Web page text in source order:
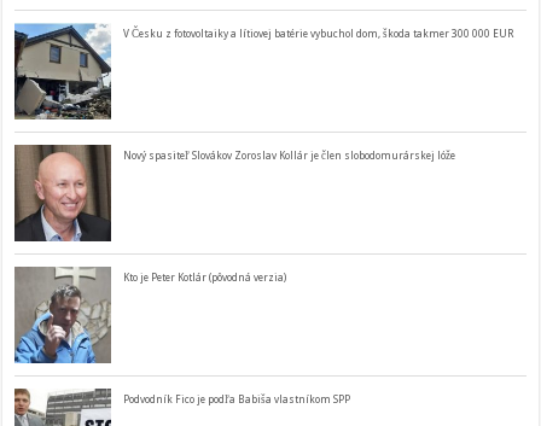
V Česku z fotovoltaiky a lítiovej batérie vybuchol dom, škoda takmer 300 000 EUR
Nový spasiteľ Slovákov Zoroslav Kollár je člen slobodomurárskej lóže
Kto je Peter Kotlár (pôvodná verzia)
Podvodník Fico je podľa Babiša vlastníkom SPP